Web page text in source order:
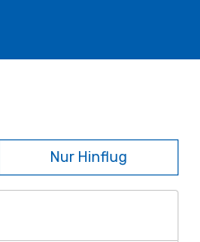
Nur Hinflug